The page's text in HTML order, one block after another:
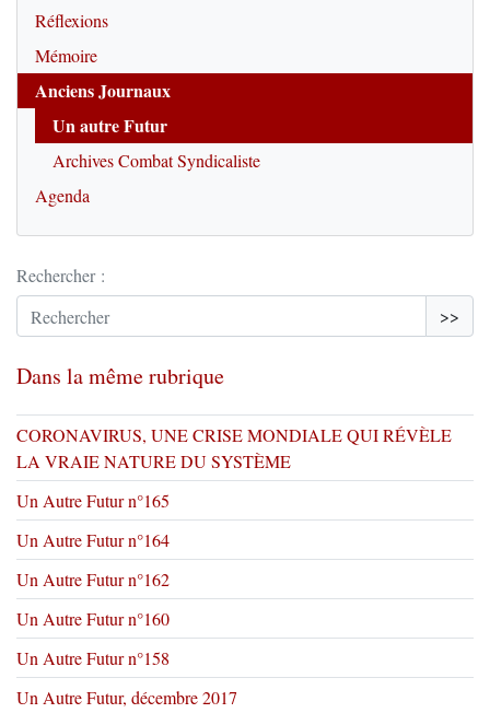
Réflexions
Mémoire
Anciens Journaux
Un autre Futur
Archives Combat Syndicaliste
Agenda
Rechercher :
>>
Dans la même rubrique
CORONAVIRUS, UNE CRISE MONDIALE QUI RÉVÈLE
LA VRAIE NATURE DU SYSTÈME
Un Autre Futur n°165
Un Autre Futur n°164
Un Autre Futur n°162
Un Autre Futur n°160
Un Autre Futur n°158
Un Autre Futur, décembre 2017